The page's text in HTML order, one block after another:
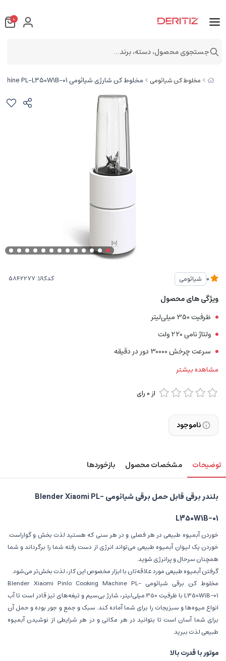
مخلوط کن شیائومی مخلوط کن شارژی شیائومی Blender Xiaomi Pinlo Cooking Machine PL-L350W1B-01
شیائومی کدکالا:
ویژگی های محصول
ظرفیت 350 میلی‌لیتر
ولتاژ نامی 220 ولت
سرعت چرخش 30000 دور در دقیقه
مشاهده بیشتر
از 0 رای
ناموجود
توضیحات مشخصات محصول بازخوردها
بلندر برقی قابل حمل برقی شیائومی Blender Xiaomi PL-
L350W1B-01
خوردن آبمیوه طبیعی در هر فصلی و در هر سنی که هستید لذت بخش و گواراست.
خوردن یک لیوان آبمیوه طبیعی می‌تواند انرژی از دست رفته شما را برگرداند و شما
همچنان سرحال و پرانرژی شوید.
گرفتن آبمیوه طبیعی مورد علاقه‌تان با ابزار مخصوص این کار، لذت بخش‌تر می‌شود.
مخلوط کن برقی شیائومی Blender Xiaomi Pinlo Cooking Machine PL-
L350W1B-01 با ظرفیت 350 میلی‌لیتر، شارژ بی‌سیم و تیغه‌های تیز قادر است تا آب
انواع میوه‌ها و سبزیجات را برای شما آماده کند. سبک و جمع و جور بوده و حمل آن
برای شما آسان است تا بتوانید در هر مکانی و در هر شرایطی از نوشیدن آبمیوه
طبیعی لذت ببرید.
موتور با قدرت بالا
0
جستجوی محصول، دسته، برند...